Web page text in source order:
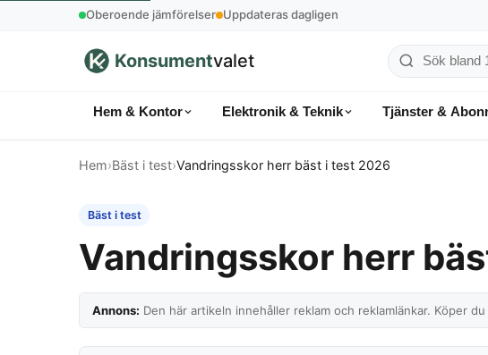
Oberoende jämförelser Uppdateras dagligen
Konsumentvalet
Sök
Hem & Kontor Elektronik & Teknik Tjänster &
Hem›Bäst i test›Vandringsskor herr bäst i test 2026
Bäst i test
Vandringsskor herr
Annons: Den här artikeln innehåller reklam och reklamlänkar. Köper